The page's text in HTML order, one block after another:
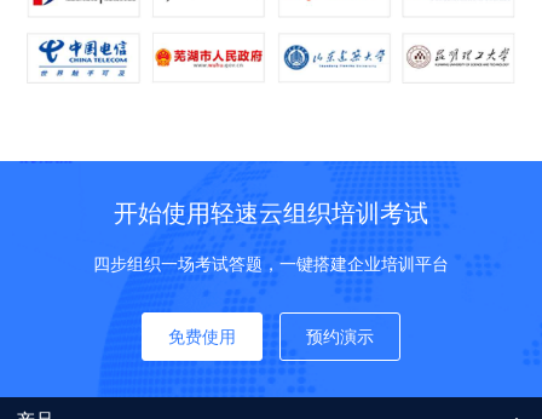
开始使用轻速云组织培训考试
四步组织一场考试答题，一键搭建企业培训平台
免费使用 预约演示